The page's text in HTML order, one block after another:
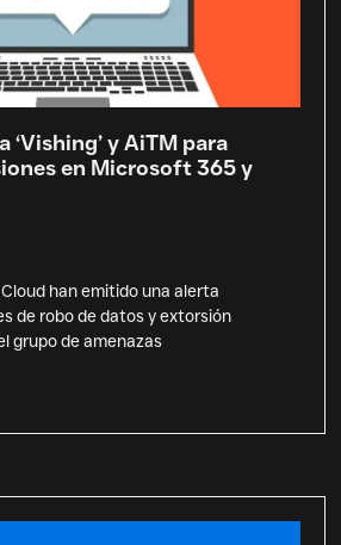
‘Vishing’ y AiTM para
en Microsoft 365 y
han emitido una alerta
de robo de datos y extorsión
grupo de amenazas